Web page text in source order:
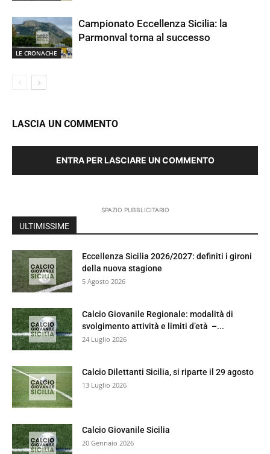
LE CRONACHE
Campionato Eccellenza Sicilia: la
Parmonval torna al successo
LASCIA UN COMMENTO
ENTRA PER LASCIARE UN COMMENTO
SPAZIO PUBBLICITARIO
ULTIMISSIME
Eccellenza Sicilia 2026/2027: definiti i gironi
della nuova stagione
5 Agosto 2026
Calcio Giovanile Regionale: modalità di
svolgimento attività e limiti d’età –...
24 Luglio 2026
Calcio Dilettanti Sicilia, si riparte il 29 agosto
13 Luglio 2026
Calcio Giovanile Sicilia
20 Gennaio 2026